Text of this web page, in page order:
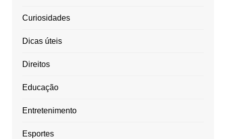
Curiosidades
Dicas úteis
Direitos
Educação
Entretenimento
Esportes